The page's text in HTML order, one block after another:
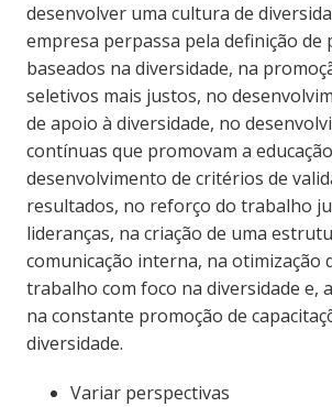
desenvolver uma cultura de
empresa perpassa pela definição de
baseados na diversidade, na
seletivos mais justos, no
de apoio à diversidade, no
contínuas que promovam a
desenvolvimento de critérios de
resultados, no reforço do trabalho
lideranças, na criação de uma
comunicação interna, na otimização
trabalho com foco na diversidade e,
na constante promoção de
diversidade.
Variar perspectivas